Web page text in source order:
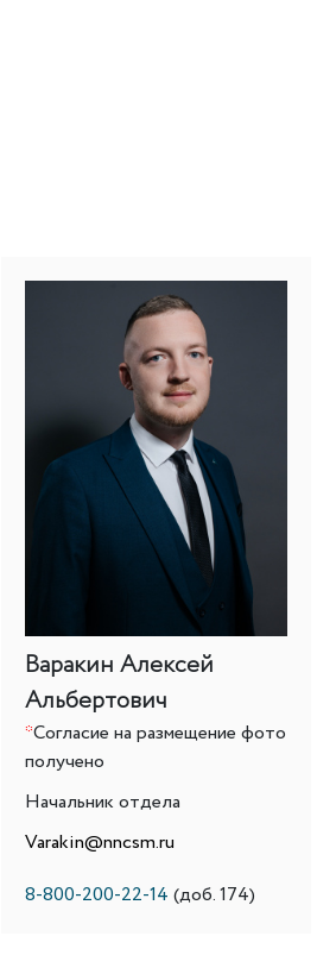
Варакин Алексей
Альбертович
*Согласие на размещение фото
получено
Начальник отдела
Varakin@nncsm.ru
8-800-200-22-14 (доб. 174)